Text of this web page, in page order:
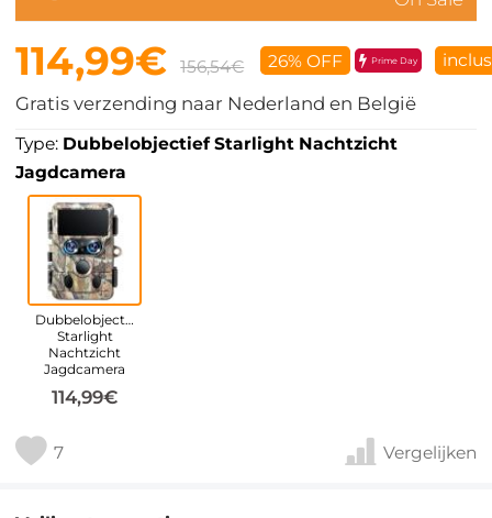
114,99€ 156,54€ 26% OFF Prime Day
Gratis verzending naar Nederland en België
Type: Dubbelobjectief Starlight Nachtzicht
Jagdcamera
Dubbelobjectief
Starlight
Nachtzicht
Jagdcamera
114,99€
7 Vergelijken